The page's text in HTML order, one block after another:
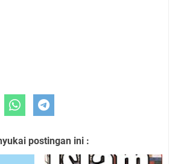
postingan ini :